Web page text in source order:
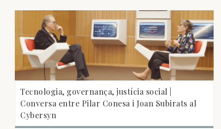
Tecnologia, governança, justícia social |
Conversa entre Pilar Conesa i Joan Subirats al
Cybersyn